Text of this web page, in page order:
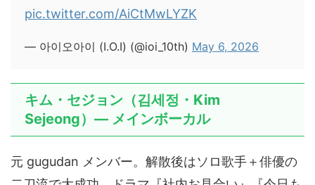
pic.twitter.com/AiCtMwLYZK
— 아이오아이 (I.O.I) (@ioi_10th) May 6, 2026
キム・セジョン（김세정・Kim
Sejeong）— メインボーカル
元 gugudan メンバー。解散後はソロ歌手＋俳優の